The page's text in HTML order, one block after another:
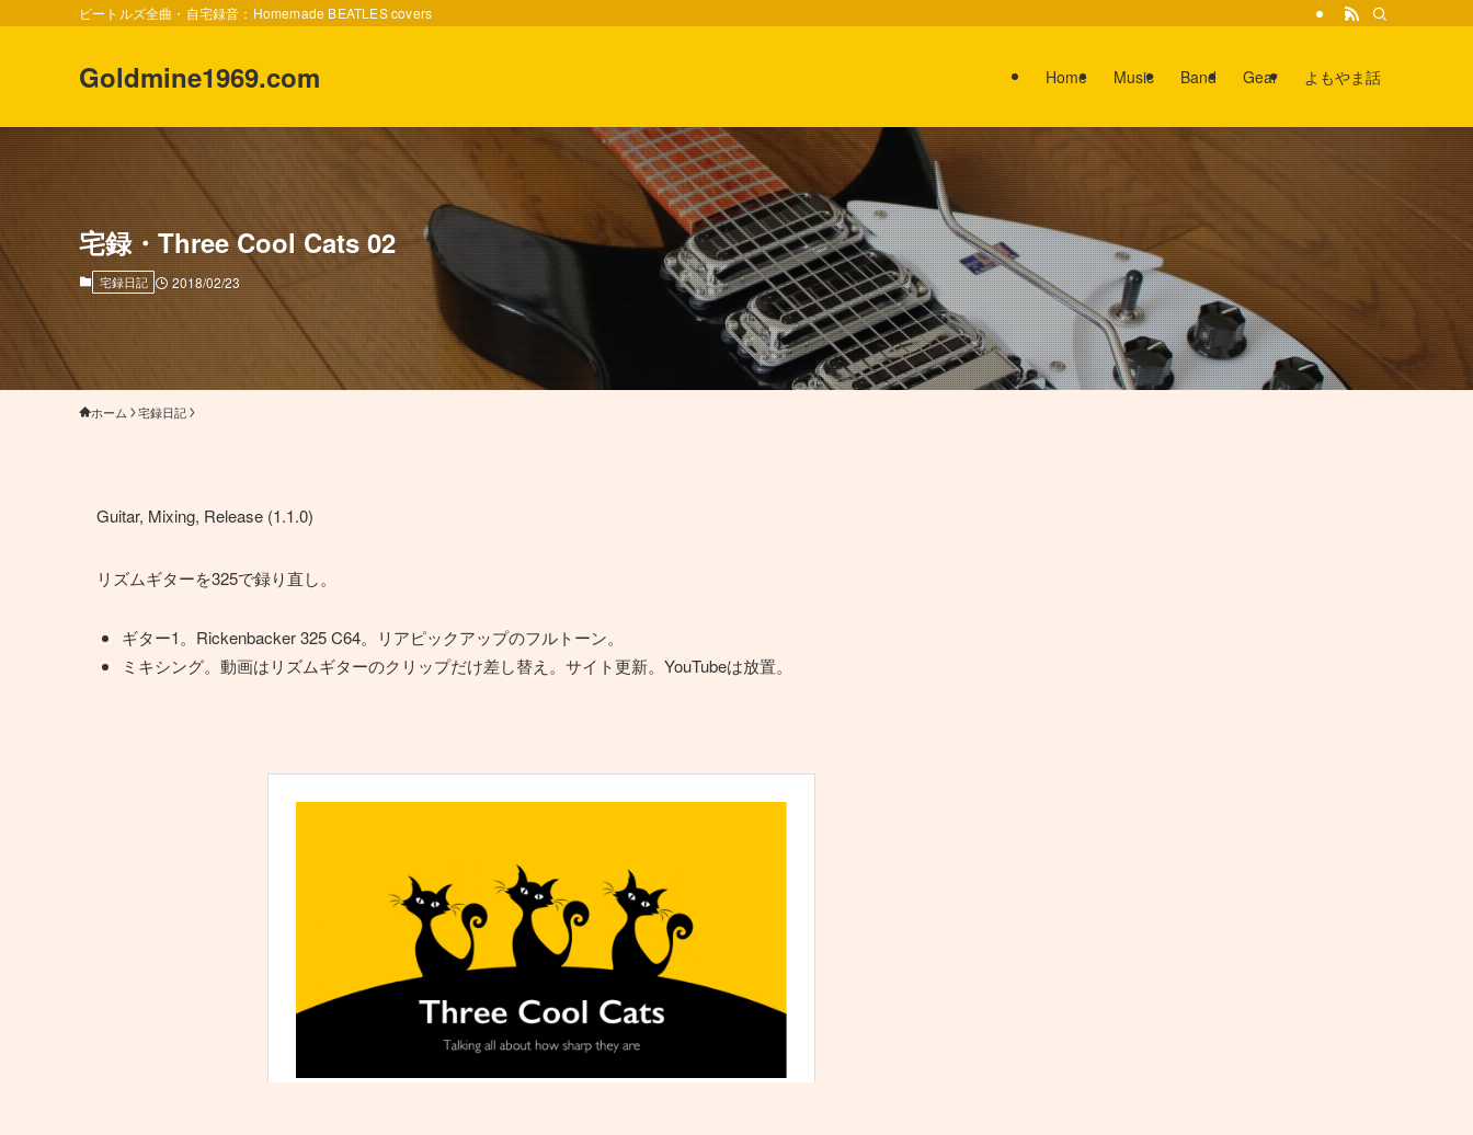
ビートルズ全曲・自宅録音：Homemade BEATLES covers
Goldmine1969.com Home Music Band Gear よもやま話
宅録・Three Cool Cats 02
宅録日記 2018/02/23
ホーム 宅録日記
Guitar, Mixing, Release (1.1.0)
リズムギターを325で録り直し。
ギター1。Rickenbacker 325 C64。リアピックアップのフルトーン。
ミキシング。動画はリズムギターのクリップだけ差し替え。サイト更新。YouTubeは放置。